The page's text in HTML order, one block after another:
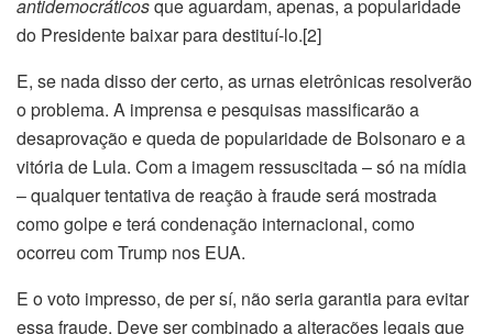
antidemocráticosque aguardam, apenas, a popularidade
do Presidente baixar para destituí-lo.[2]
E, se nada disso der certo, as urnas eletrônicas resolverão
o problema. A imprensa e pesquisas massificarão a
desaprovação e queda de popularidade de Bolsonaro e a
vitória de Lula. Com a imagem ressuscitada – só na mídia
– qualquer tentativa de reação à fraude será mostrada
como golpe e terá condenação internacional, como
ocorreu com Trump nos EUA.
E o voto impresso, de per sí, não seria garantia para evitar
essa fraude. Deve ser combinado a alterações legais que